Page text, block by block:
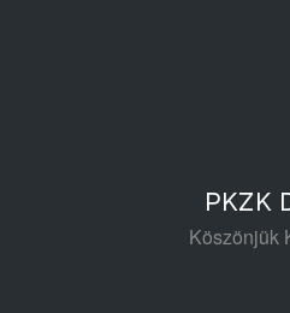
PKZK
Köszönjük